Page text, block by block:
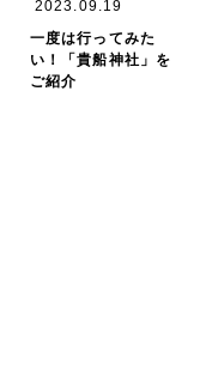
一度は行ってみた
い！「貴船神社」を
ご紹介
2023.09.19